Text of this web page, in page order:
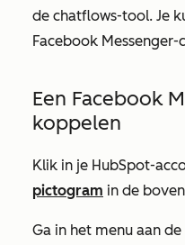
de chatflows-tool. Je
Facebook
Een Facebook
koppelen
Klik in je HubSpot-
pictogram in de
Ga in het menu aan